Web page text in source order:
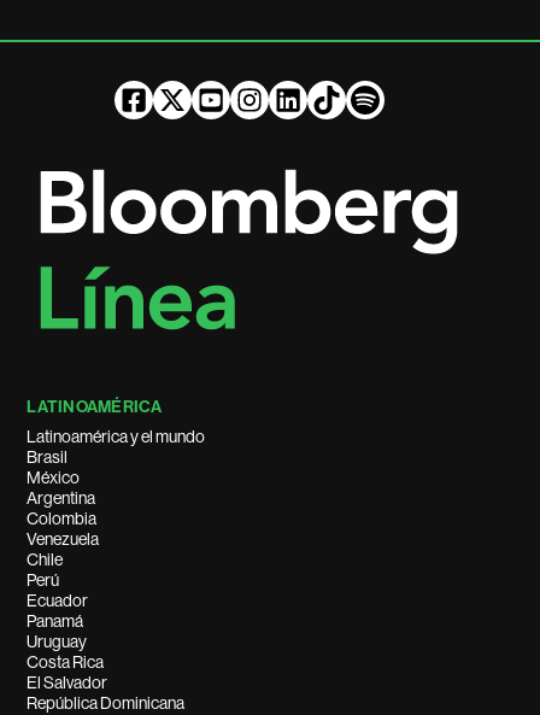
LATINOAMÉRICA
Latinoamérica y el mundo
Brasil
México
Argentina
Colombia
Venezuela
Chile
Perú
Ecuador
Panamá
Uruguay
Costa Rica
El Salvador
República Dominicana